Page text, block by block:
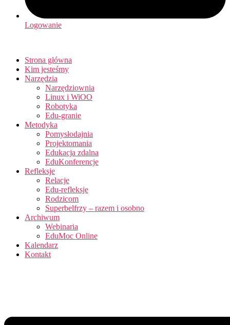
Logowanie
Strona główna
Kim jesteśmy
Narzędzia
Narzędziownia
Linux i WiOO
Robotyka
Edu-granie
Metodyka
Pomysłodajnia
Projektomania
Edukacja zdalna
EduKonferencje
Refleksje
Relacje
Edu-refleksje
Rodzicom
Superbelfrzy – razem i osobno
Archiwum
Webinaria
EduMoc Online
Kalendarz
Kontakt